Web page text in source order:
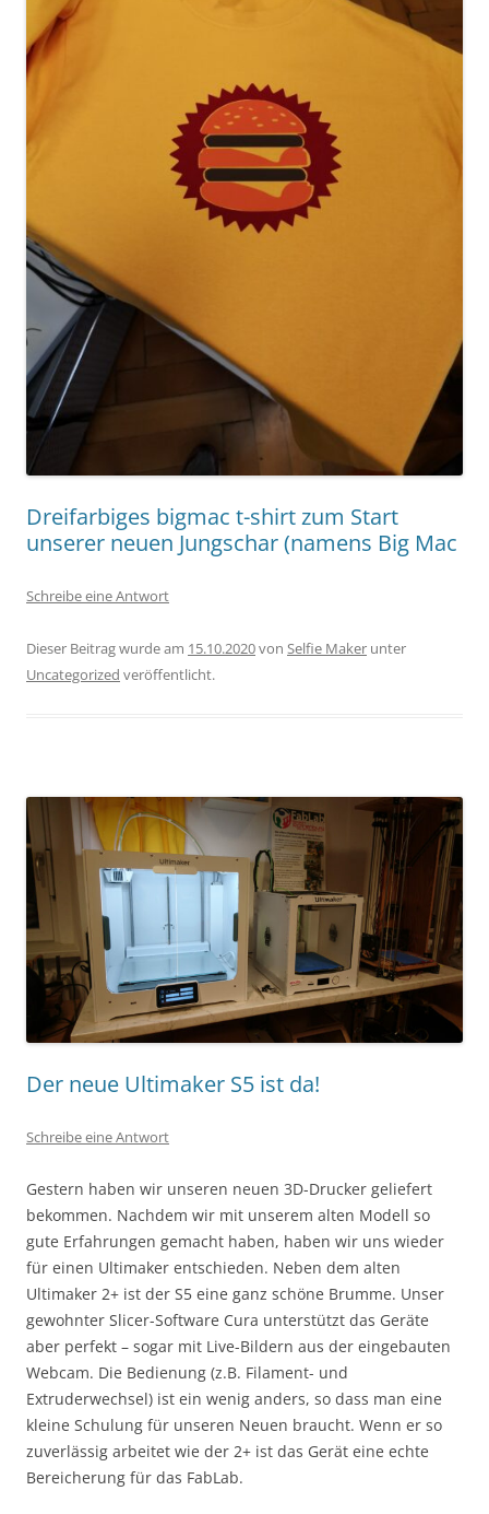
Dreifarbiges bigmac t-shirt zum Start
unserer neuen Jungschar (namens Big Mac
Schreibe eine Antwort
Dieser Beitrag wurde am 15.10.2020von Selfie Maker unter
Uncategorized veröffentlicht.
Der neue Ultimaker S5 ist da!
Schreibe eine Antwort
Gestern haben wir unseren neuen 3D-Drucker geliefert
bekommen. Nachdem wir mit unserem alten Modell so
gute Erfahrungen gemacht haben, haben wir uns wieder
für einen Ultimaker entschieden. Neben dem alten
Ultimaker 2+ ist der S5 eine ganz schöne Brumme. Unser
gewohnter Slicer-Software Cura unterstützt das Geräte
aber perfekt – sogar mit Live-Bildern aus der eingebauten
Webcam. Die Bedienung (z.B. Filament- und
Extruderwechsel) ist ein wenig anders, so dass man eine
kleine Schulung für unseren Neuen braucht. Wenn er so
zuverlässig arbeitet wie der 2+ ist das Gerät eine echte
Bereicherung für das FabLab.